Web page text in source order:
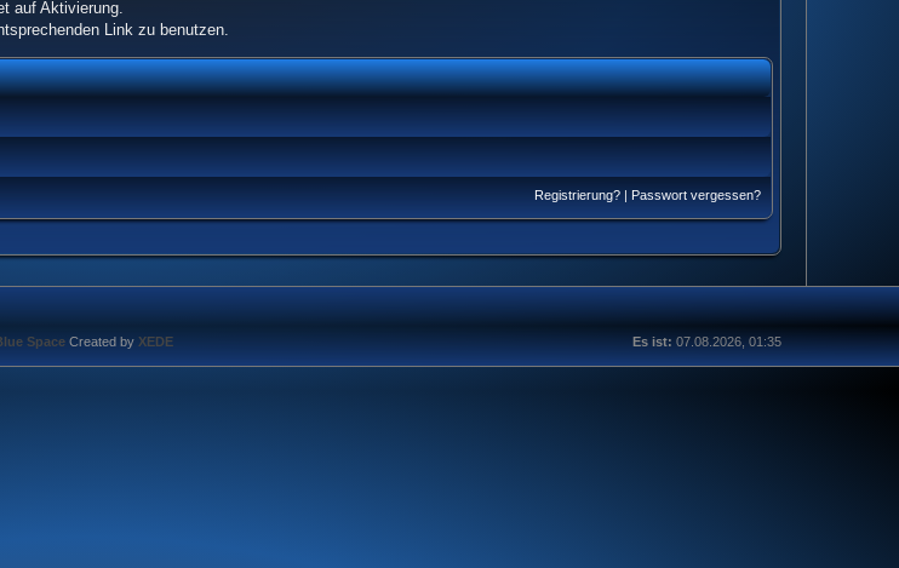
auf Aktivierung.
Link zu benutzen.
Registrierung? | Passwort vergessen?
Es ist: 07.08.2026, 01:35
Space Created by XEDE